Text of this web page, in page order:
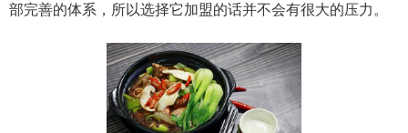
部完善的体系，所以选择它加盟的话并不会有很大的压力。